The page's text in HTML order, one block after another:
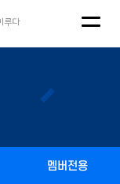
멤버전용